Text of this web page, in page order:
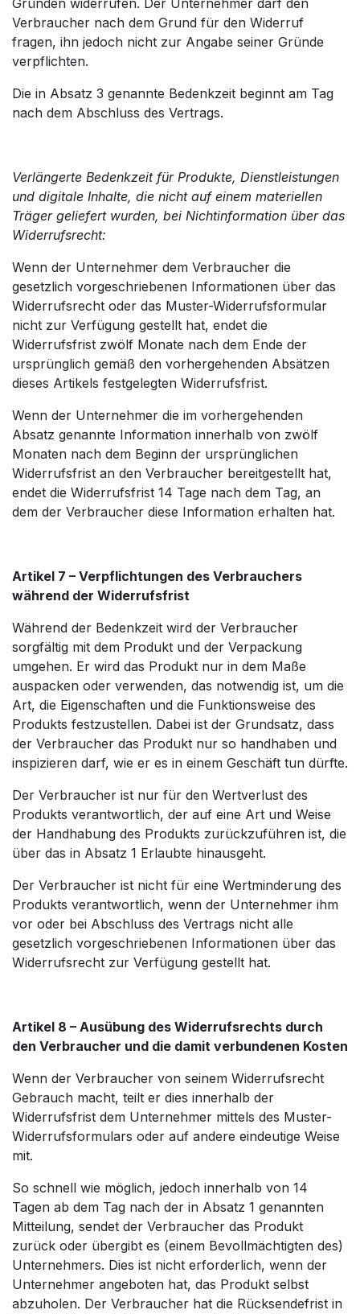
Gründen widerrufen. Der Unternehmer darf den
Verbraucher nach dem Grund für den Widerruf
fragen, ihn jedoch nicht zur Angabe seiner Gründe
verpflichten.
Die in Absatz 3 genannte Bedenkzeit beginnt am Tag
nach dem Abschluss des Vertrags.
Verlängerte Bedenkzeit für Produkte, Dienstleistungen
und digitale Inhalte, die nicht auf einem materiellen
Träger geliefert wurden, bei Nichtinformation über das
Widerrufsrecht:
Wenn der Unternehmer dem Verbraucher die
gesetzlich vorgeschriebenen Informationen über das
Widerrufsrecht oder das Muster-Widerrufsformular
nicht zur Verfügung gestellt hat, endet die
Widerrufsfrist zwölf Monate nach dem Ende der
ursprünglich gemäß den vorhergehenden Absätzen
dieses Artikels festgelegten Widerrufsfrist.
Wenn der Unternehmer die im vorhergehenden
Absatz genannte Information innerhalb von zwölf
Monaten nach dem Beginn der ursprünglichen
Widerrufsfrist an den Verbraucher bereitgestellt hat,
endet die Widerrufsfrist 14 Tage nach dem Tag, an
dem der Verbraucher diese Information erhalten hat.
Artikel 7 – Verpflichtungen des Verbrauchers
während der Widerrufsfrist
Während der Bedenkzeit wird der Verbraucher
sorgfältig mit dem Produkt und der Verpackung
umgehen. Er wird das Produkt nur in dem Maße
auspacken oder verwenden, das notwendig ist, um die
Art, die Eigenschaften und die Funktionsweise des
Produkts festzustellen. Dabei ist der Grundsatz, dass
der Verbraucher das Produkt nur so handhaben und
inspizieren darf, wie er es in einem Geschäft tun dürfte.
Der Verbraucher ist nur für den Wertverlust des
Produkts verantwortlich, der auf eine Art und Weise
der Handhabung des Produkts zurückzuführen ist, die
über das in Absatz 1 Erlaubte hinausgeht.
Der Verbraucher ist nicht für eine Wertminderung des
Produkts verantwortlich, wenn der Unternehmer ihm
vor oder bei Abschluss des Vertrags nicht alle
gesetzlich vorgeschriebenen Informationen über das
Widerrufsrecht zur Verfügung gestellt hat.
Artikel 8 – Ausübung des Widerrufsrechts durch
den Verbraucher und die damit verbundenen Kosten
Wenn der Verbraucher von seinem Widerrufsrecht
Gebrauch macht, teilt er dies innerhalb der
Widerrufsfrist dem Unternehmer mittels des Muster-
Widerrufsformulars oder auf andere eindeutige Weise
mit.
So schnell wie möglich, jedoch innerhalb von 14
Tagen ab dem Tag nach der in Absatz 1 genannten
Mitteilung, sendet der Verbraucher das Produkt
zurück oder übergibt es (einem Bevollmächtigten des)
Unternehmers. Dies ist nicht erforderlich, wenn der
Unternehmer angeboten hat, das Produkt selbst
abzuholen. Der Verbraucher hat die Rücksendefrist in